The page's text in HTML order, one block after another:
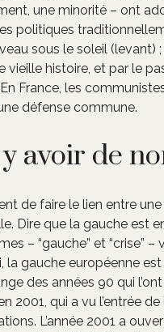
une minorité – ont
politiques
sous le soleil
vieille histoire, et par le
France, les
défense commune.
avoir de
de faire le lien entre
Dire que la gauche est
– “gauche” et “crise”
la gauche européenne
des années 90 qui
2001, qui a vu l’entrée
L’année 2001 a